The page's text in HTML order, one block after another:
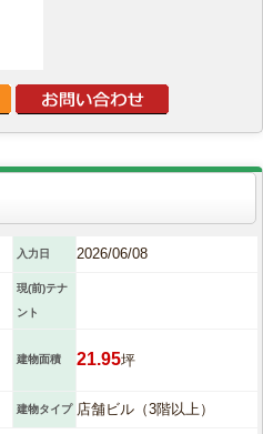
入力日 2026/06/08
現(前)テナ
ント
建物面積 21.95坪
建物タイプ 店舗ビル（3階以上）